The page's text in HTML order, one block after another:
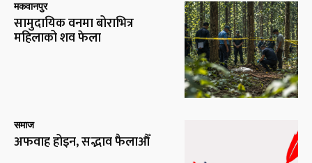
मकवानपुर
सामुदायिक वनमा बोराभित्र
महिलाको शव फेला
समाज
अफवाह होइन, सद्भाव फैलाऔँ